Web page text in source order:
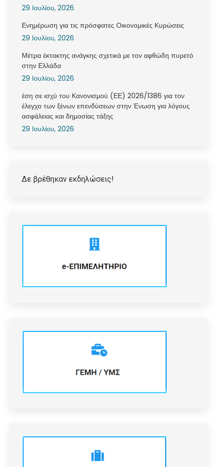
29 Ιουλίου, 2026
Ενημέρωση για τις πρόσφατες Οικονομικές Κυρώσεις
29 Ιουλίου, 2026
Μέτρα έκτακτης ανάγκης σχετικά με τον αφθώδη πυρετό
στην Ελλάδα
29 Ιουλίου, 2026
έση σε ισχύ του Κανονισμού (ΕΕ) 2026/1386 για τον
έλεγχο των ξένων επενδύσεων στην Ένωση για λόγους
ασφάλειας και δημοσίας τάξης
29 Ιουλίου, 2026
Δε βρέθηκαν εκδηλώσεις!